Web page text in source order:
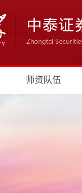
师资队伍